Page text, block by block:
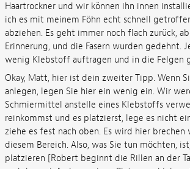
Haartrockner und wir können ihn innen
ich es mit meinem Föhn echt schnell
abziehen. Es geht immer noch flach zurück,
Erinnerung, und die Fasern wurden gedehnt.
wenig Klebstoff auftragen und in die Felgen
Okay, Matt, hier ist dein zweiter Tipp. Wenn
anlegen, legen Sie hier ein wenig ein. Wir
Schmiermittel anstelle eines Klebstoffs
reinkommst und es platzierst, lege es nicht
ziehe es fest nach oben. Es wird hier
diesem Bereich. Also, was Sie tun möchten,
platzieren [Robert beginnt die Rillen an der